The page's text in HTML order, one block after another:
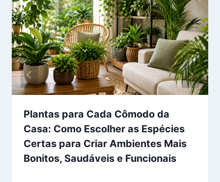
Plantas para Cada Cômodo da
Casa: Como Escolher as Espécies
Certas para Criar Ambientes Mais
Bonitos, Saudáveis e Funcionais